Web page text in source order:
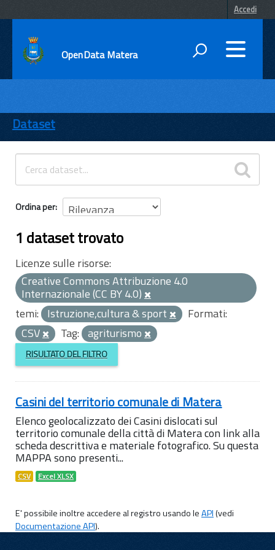
Accedi
OpenData Matera
ENTI
TEMI
INFORMAZIONI
Dataset
Ordina per
1 dataset trovato
Licenze sulle risorse:
Creative Commons Attribuzione 4.0
Internazionale (CC BY 4.0)
temi: Istruzione,cultura & sport
Formati:
CSV
Tag: agriturismo
RISULTATO DEL FILTRO
Casini del territorio comunale di Matera
Elenco geolocalizzato dei Casini dislocati sul
territorio comunale della città di Matera con link alla
scheda descrittiva e materiale fotografico. Su questa
MAPPA sono presenti...
CSV Excel XLSX
E' possibile inoltre accedere al registro usando leAPI(vedi
Documentazione API).